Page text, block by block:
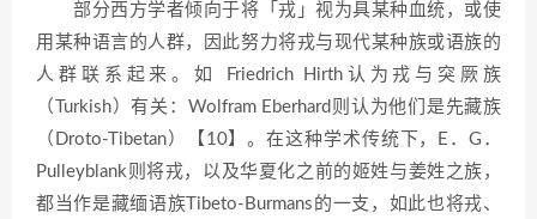
部分西方学者倾向于将「戎」视为具某种血统，或使
用某种语言的人群，因此努力将戎与现代某种族或语族的
人群联系起来。如 Friedrich Hirth认为戎与突厥族
（Turkish）有关：Wolfram Eberhard则认为他们是先藏族
（Droto-Tibetan）【10】。在这种学术传统下，E．G．
Pulleyblank则将戎，以及华夏化之前的姬姓与姜姓之族，
都当作是藏缅语族Tibeto-Burmans的一支，如此也将戎、